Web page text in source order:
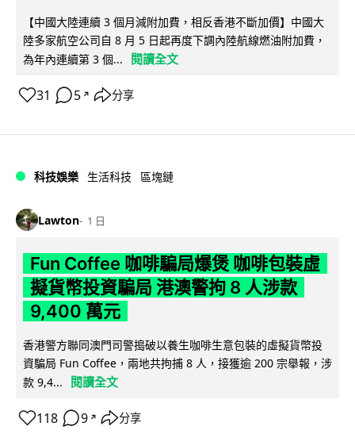
【中國大陸連續 3 個月減附加費，相反香港不斷加價】中國大
陸多家航空公司自 8 月 5 日起再度下調內陸航線燃油附加費，
為年內連續第 3 個...
閱讀全文
31 5 ↗ 分享
科技娛樂 生活科技 區塊鏈
Lawton 1 日
Fun Coffee 咖啡騙局爆煲 咖啡包裝虛
擬貨幣投資騙局 港澳警拘 8 人涉款
9,400 萬元
香港警方聯同澳門司警搗破以養生咖啡生意包裝的虛擬貨幣投
資騙局 Fun Coffee，兩地共拘捕 8 人，接獲逾 200 宗舉報，涉
款 9,4...
閱讀全文
118 9 ↗ 分享